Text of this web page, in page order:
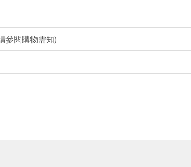
參閱購物需知)